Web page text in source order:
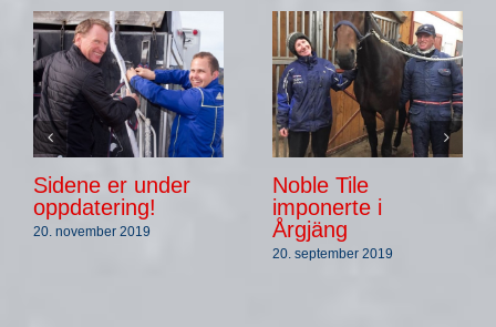
Sidene er under
oppdatering!
20. november 2019
Noble Tile
imponerte i
Årgjäng
20. september 2019